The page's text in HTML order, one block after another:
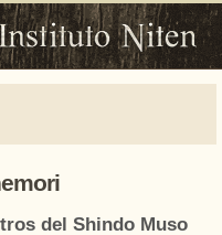
del Shindo Muso